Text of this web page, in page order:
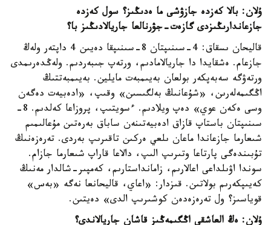
ۇلان: بالا كەزدە جازۋشى ما ەدىڭىز؟ سول كەزدە
جازعاندارىڭىزدى گازەت-جۋرنالعا جاريالادىڭىز با؟
قاليحان ىسقاق: 4-سىنىپتان 8-سىنىپقا دەيىن 4 داپتەر ولەڭ
جازعام. ەشقايدا دا جاريالامادىم، ورتەپ جىبەردىم. ولەڭدەرىمدى
ورتەۋگە سەبەپكەر بولعان بەيىمبەت مايلين. بەيىمبەتتىڭ
اڭگىمەلەرىن، «شۇعانىڭ بەلگىسىن» وقىپ، «ادەبيەت دەگەن
وسى ەكەن عوي» دەپ ويلادىم. ءسويتىپ، پروزاعا كەلدىم. 8-
سىنىپتان باستاپ قازاق ادەبيەتىنەن ساباق بەرەتىن مۇعالىمىم
شىعارما جازعاندا ماعان ىلعي ەركىن تاقىرىپ بەردى. تەرەزەنىڭ
تۇبىندەگى پارتاعا وتىرىپ الىپ، دالاعا قاراپ شىعارما جازام.
سوندا اۋىلداعى اعالارىم، زامانداستارىم، كەمپىر-شالدار مەنىڭ
كەيىپكەرىم بولاتىن. قىزدار: «اعاي، قاليحانعا نەگە «بەس»
قوياسىز؟ ول تەرەزەدەن كوشىرىپ الدى» دەيتىن.
ۇلان: ەڭ العاشقى اڭگىمەڭىز قاشان جاريالاندى؟